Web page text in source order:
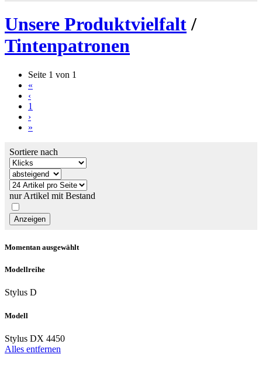
Unsere Produktvielfalt/
Tintenpatronen
Seite 1 von 1
«
‹
1
›
»
Sortiere nach
nur Artikel mit Bestand
Momentan ausgewählt
Modellreihe
Stylus D
Modell
Stylus DX 4450
Alles entfernen